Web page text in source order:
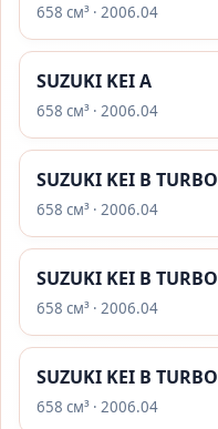
658 см³ · 2006.04
SUZUKI KEI A
658 см³ · 2006.04
SUZUKI KEI B TURBO
658 см³ · 2006.04
SUZUKI KEI B TURBO
658 см³ · 2006.04
SUZUKI KEI B TURBO
658 см³ · 2006.04